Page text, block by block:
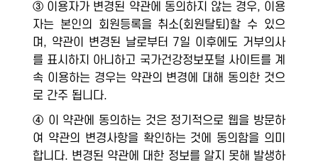
③ 이용자가 변경된 약관에 동의하지 않는 경우, 이용
자는 본인의 회원등록을 취소(회원탈퇴)할 수 있으
며, 약관이 변경된 날로부터 7일 이후에도 거부의사
를 표시하지 아니하고 국가건강정보포털 사이트를 계
속 이용하는 경우는 약관의 변경에 대해 동의한 것으
로 간주 됩니다.
④ 이 약관에 동의하는 것은 정기적으로 웹을 방문하
여 약관의 변경사항을 확인하는 것에 동의함을 의미
합니다. 변경된 약관에 대한 정보를 알지 못해 발생하